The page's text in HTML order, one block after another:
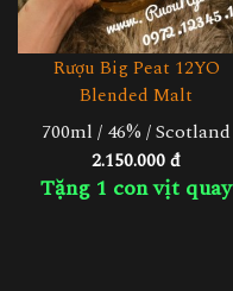
Rượu Big Peat 12YO
Blended Malt
700ml / 46% / Scotland
2.150.000 đ
Tặng 1 con vịt quay